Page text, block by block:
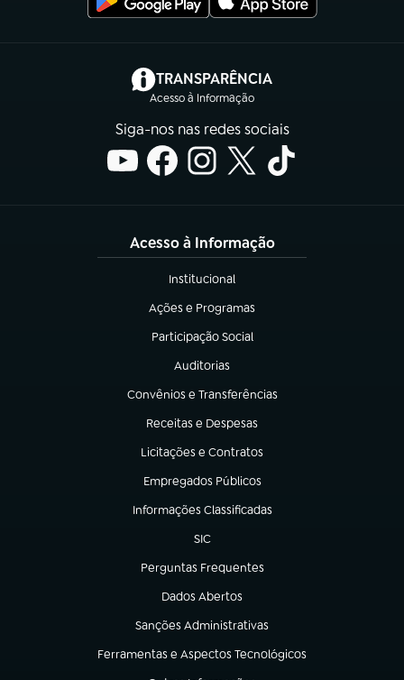
TRANSPARÊNCIA
Acesso à Informação
(abre em nova aba)
Siga-nos nas redes sociais
Acesso à Informação
Institucional
(abre em nova aba)
Ações e Programas
(abre em nova aba)
Participação Social
(abre em nova aba)
Auditorias
(abre em nova aba)
Convênios e Transferências
(abre em nova aba)
Receitas e Despesas
(abre em nova aba)
Licitações e Contratos
(abre em nova aba)
Empregados Públicos
(abre em nova aba)
Informações Classificadas
(abre em nova aba)
SIC
(abre em nova aba)
Perguntas Frequentes
(abre em nova aba)
Dados Abertos
(abre em nova aba)
Sanções Administrativas
(abre em nova aba)
Ferramentas e Aspectos Tecnológicos
(abre em nova aba)